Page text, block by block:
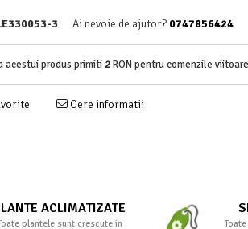
3 Ai nevoie de ajutor? 0747856424
acestui produs primiti 2RON pentru comenzile viitoare
Cere informatii
ACLIMATIZATE
plantele sunt crescute in